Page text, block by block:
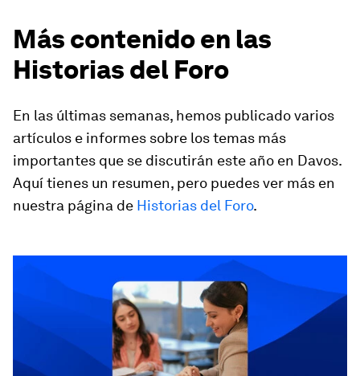
Más contenido en las
Historias del Foro
En las últimas semanas, hemos publicado varios
artículos e informes sobre los temas más
importantes que se discutirán este año en Davos.
Aquí tienes un resumen, pero puedes ver más en
nuestra página de Historias del Foro.